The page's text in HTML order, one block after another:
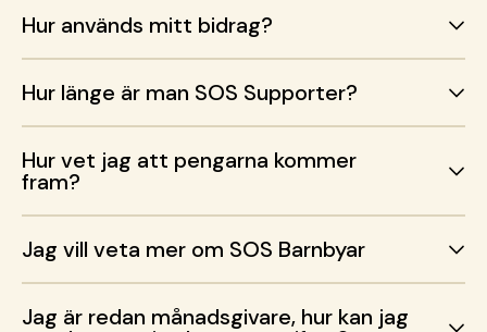
Hur används mitt bidrag?
Hur länge är man SOS Supporter?
Hur vet jag att pengarna kommer
fram?
Jag vill veta mer om SOS Barnbyar
Jag är redan månadsgivare, hur kan jag